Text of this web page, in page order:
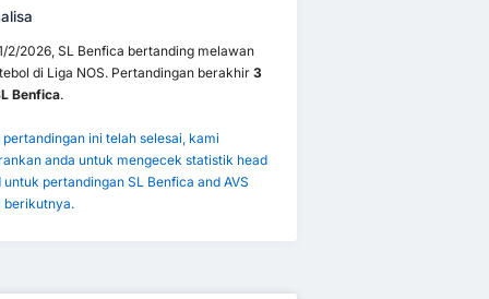
2/2026, SL Benfica bertanding melawan
di Liga NOS. Pertandingan berakhir 3
Benfica.
pertandingan ini telah selesai, kami
anda untuk mengecek statistik head
untuk pertandingan SL Benfica and AVS
berikutnya.